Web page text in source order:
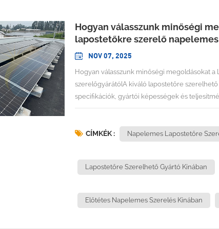
Hogyan válasszunk minőségi
lapostetőkre szerelő
NOV 07, 2025
Hogyan válasszunk minőségi megoldásokat a Landpowertől, Kína vezető lapostetőkre szerelő napelemes szerelőgyárátólA kiváló lapostetőre szerelhető napelemes rendszerek kiválasztásához összetett műszaki specifikációk, gyártói képességek és teljesítménykritériumok ismeretére van szükség, amelyek meghatározzák a projekt hosszú távú sikerét. Mivel a globális lapostetőre szerelhető napelemes rendszerek piaca gyorsan bővül, és az előtétrendszerek a nem áthatoló telepítések (4-8 font négyzetlábonként) révén dominálnak, a döntéshozóknak átfogó műszaki szakértelmük és bizonyított gyártási kiválóságuk alapján kell értékelniük a beszállítókat. A kihívás túlmutat az alapvető termékspecifikációkon, és magában foglalja a mérnöki támogatást, a minőségbiztosítást és a folyamatos ügyfélszolgálati képességeket. Az ezeket a szigorú követelményeket kielégítő gyártók között a Xiamen Landpower Solar Technology Co., Ltd. a... Kína vezető lapostetős napelemes szerelőgyára a minőségre, az innovációra és az ügyfél-elégedettségre való szisztematikus összpontosítás révén, amelyet 12 éves speciális gyártási tapasztalat alatt fejlesztettek ki.A lapostetős napelemes rögzítőrendszerek alapvető kiválasztási kritériumaiA sikeres lapostetős napelemes telepítések olyan rögzítőrendszerekre épülnek, amelyek több műszaki követelményt is kiegyensúlyoznak, miközben megfelelnek a projekt különféle korlátainak. A kiválasztási folyamat megköveteli a gyártó képességeinek, a termékspecifikációknak és a teljesítmény validálásának szisztematikus értékelését a kritikus sikertényezők tekintetében.Műszaki teljesítményszabványok és megfelelőségA minőségi rögzítőrendszereknek szigorú teljesítményszabványoknak kell megfelelniük, amelyek biztosítják a szerkezeti integritást és a működési megbízhatóságot. A megfelelően telepített napelemes rögzítőrendszerek a tervezési minőségtől és a telepítési szabványoktól függően 160-290 km/h sebességű szélnek is ellenállnak, miközben megfelelnek a helyi építési előírásoknak a szélterhelésre vonatkozóan, és átfogó tesztelésen esnek át a felhajtóerők, a lefelé irányuló nyomás és a peremterhelési körülmények tekintetében.A rendszereknek meg kell felelniük az UL szabványoknak vagy az azzal egyenértékű nemzetközi szabványoknak, amelyek az elektromos kötésre, a földelésre, a tűzvédelemre és a mechanikai terheléssel szembeni ellenállásra vonatkoznak. Ezek a megfelelőségi követelmények túlmutatnak az alapvető szerkezeti teljesítményen, és magukban foglalják az elektromos biztonságot, a környezeti tartósságot és a különféle épülettípusok közötti telepítési kompatibilitást.Az anyagspecifikációk gondos értékelést igényelnek a hosszú távú teljesítmény biztosítása érdekében kihívást jelentő környezeti körülmények között. Az alumínium rögzítőrendszerek piacvezetők a szilárdság-tömeg arányuknak, korrózióállóságuknak és telepítési hatékonyságuknak köszönhetően, különösen a tetőtéri alkalmazásoknál, ahol a szerkezeti terhelés minimalizálása kritikus fontosságú.Telepítési optimalizálás és dőlésszög szempontjaiA lapostetős beépítések egyedülálló előnyöket kínálnak a panelek elhelyezése és tájolási rugalmassága terén. Az optimális dőlésszögek jellemzően 20° és 50° között mozognak, a 30° pedig gyakran ideális, a földrajzi elhelyezkedéstől, a tető tájolásától és az évszakos változásoktól függően. A legtöbb éghajlaton a 10-30 fokos dőlésszög maximalizálja a napsugárzásnak való kitettséget, miközben minimalizálja a szél hatását.A rögzítőrendszer kialakításának figyelembe kell vennie ezeket az optimalizálási követelményeket, miközben olyan telepítési rugalmasságot kell biztosítania, amely figyelembe veszi a helyszínre jellemző korlátokat és az ügyfél preferenciáit. A fejlett szerelési megoldások lehetővé teszik a precíz szögbeállításokat, amelyek optimalizálják az energiatermelést az adott földrajzi helyekhez és az évszakokhoz igazodva.A telepítési hatékonyság kritikus fontosságúvá válik a projekt gazdaságossága és az ügyfelek elégedettsége szempontjából. Azok a rendszerek, amelyek leegyszerűsítik a terepi eljárásokat, csökkentik a telepítési időt és minimalizálják a speciális munkaerőigényt, jelentős előnyöket biztosítanak a versenyképes piaci körülmények között.Gyártói értékelési keretrendszerA minőségi szerelési
CÍMKÉK : Napelemes Lapostetőre
Lapostetőre Szerelhető Gyártó Kínában
Előtétes Napelemes Szerelés Kínában